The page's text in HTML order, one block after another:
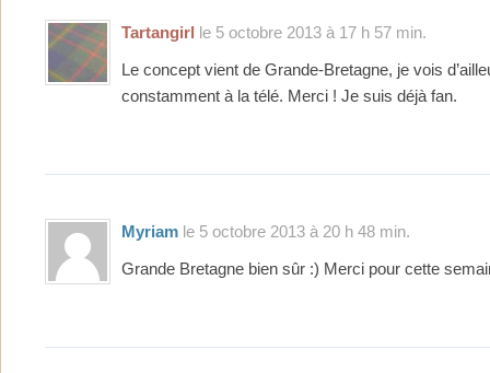
Tartangirl le 5 octobre 2013 à 17 h 57 min.
Le concept vient de Grande-Bretagne, je vois
constamment à la télé. Merci ! Je suis déjà fan.
Myriam le 5 octobre 2013 à 20 h 48 min.
Grande Bretagne bien sûr :) Merci pour cette